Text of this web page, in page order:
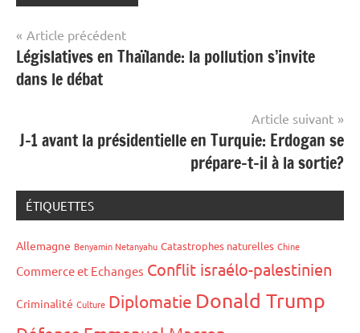
Navigation
de
l’article
Article précédent
Législatives en Thaïlande: la pollution s’invite
dans le débat
Article suivant
J-1 avant la présidentielle en Turquie: Erdogan se
prépare-t-il à la sortie?
ÉTIQUETTES
Allemagne Benyamin Netanyahu Catastrophes naturelles Chine
Commerce et Echanges Conflit israélo-palestinien
Criminalité Culture Diplomatie Donald Trump